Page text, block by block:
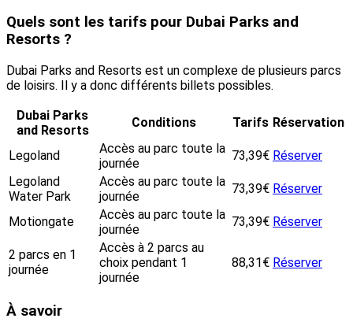
Quels sont les tarifs pour Dubai Parks and
Resorts ?
Dubai Parks and Resorts est un complexe de plusieurs parcs
de loisirs. Il y a donc différents billets possibles.
Dubai Parks
and Resorts
Conditions Tarifs Réservation
Legoland
Accès au parc toute la
journée
73,39€ Réserver
Legoland
Water Park
Accès au parc toute la
journée
73,39€ Réserver
Motiongate
Accès au parc toute la
journée
73,39€ Réserver
2 parcs en 1
journée
Accès à 2 parcs au
choix pendant 1
journée
88,31€ Réserver
À savoir